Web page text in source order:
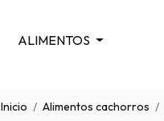
ALIMENTOS
Inicio Alimentos cachorros